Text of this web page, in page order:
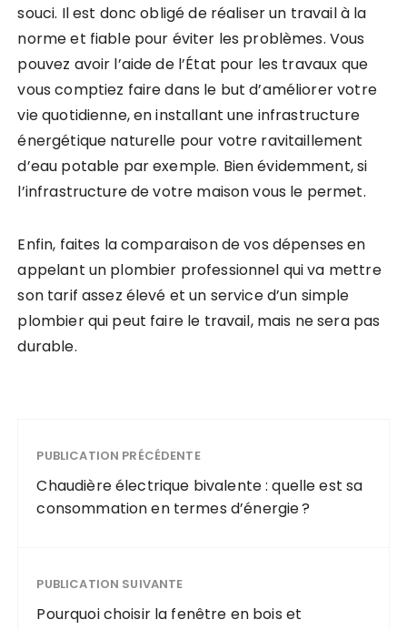
souci. Il est donc obligé de réaliser un travail à la
norme et fiable pour éviter les problèmes. Vous
pouvez avoir l’aide de l’État pour les travaux que
vous comptiez faire dans le but d’améliorer votre
vie quotidienne, en installant une infrastructure
énergétique naturelle pour votre ravitaillement
d’eau potable par exemple. Bien évidemment, si
l’infrastructure de votre maison vous le permet.
Enfin, faites la comparaison de vos dépenses en
appelant un plombier professionnel qui va mettre
son tarif assez élevé et un service d’un simple
plombier qui peut faire le travail, mais ne sera pas
durable.
PUBLICATION PRÉCÉDENTE
Chaudière électrique bivalente : quelle est sa
consommation en termes d’énergie ?
PUBLICATION SUIVANTE
Pourquoi choisir la fenêtre en bois et